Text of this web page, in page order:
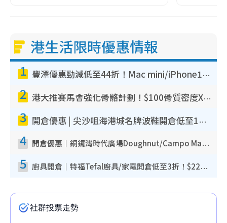
港生活限時優惠情報
1 豐澤優惠勁減低至44折！Mac mini/iPhone17Pro大減價！廚房家電$220起
2 港大推賽馬會強化骨骼計劃！$100骨質密度X光檢查 完成免費運動訓練送超市禮券！附參加資格
3 開倉優惠 | 尖沙咀海港城名牌波鞋開倉低至1折！On鞋$899起／Joy&Peace鞋履$98起
4 開倉優惠｜銅鑼灣時代廣場Doughnut/Campo Marzio開倉低至1折！背囊、書包、手袋劈價$200起
5 廚具開倉｜特福Tefal廚具/家電開倉低至3折！$220起買平底鍋/炒鑊/湯煲！電飯煲/吸塵機/燙斗$418起